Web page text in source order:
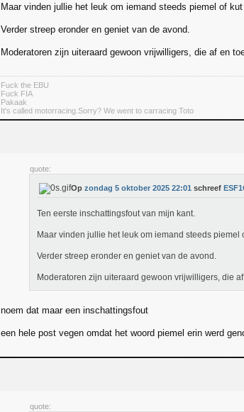
Maar vinden jullie het leuk om iemand steeds piemel of
Verder streep eronder en geniet van de avond.
Moderatoren zijn uiteraard gewoon vrijwilligers, die af en
Fuck the EBU
Fuck FIA
Pakaak
It's called motorracing.Sorry? We went to carracing Toto
quote:
Op zondag 5 oktober 2025 22:01 schreef
Ten eerste inschattingsfout van mijn kant.
Maar vinden jullie het leuk om iemand steeds piemel
Verder streep eronder en geniet van de avond.
Moderatoren zijn uiteraard gewoon vrijwilligers, die
noem dat maar een inschattingsfout
een hele post vegen omdat het woord piemel erin werd
quote: